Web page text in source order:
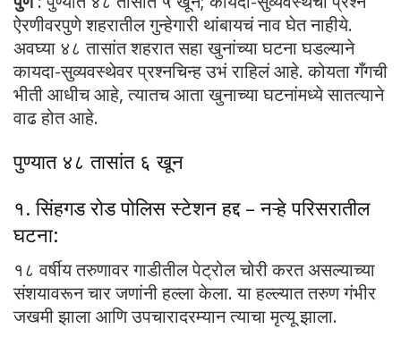
ऐरणीवरपुणे शहरातील गुन्हेगारी थांबायचं नाव घेत नाहीये.
अवघ्या ४८ तासांत शहरात सहा खुनांच्या घटना घडल्याने
कायदा-सुव्यवस्थेवर प्रश्नचिन्ह उभं राहिलं आहे. कोयता गँगची
भीती आधीच आहे, त्यातच आता खुनाच्या घटनांमध्ये सातत्याने
वाढ होत आहे.
पुण्यात ४८ तासांत ६ खून
१. सिंहगड रोड पोलिस स्टेशन हद्द – नऱ्हे परिसरातील
घटना:
१८ वर्षीय तरुणावर गाडीतील पेट्रोल चोरी करत असल्याच्या
संशयावरून चार जणांनी हल्ला केला. या हल्ल्यात तरुण गंभीर
जखमी झाला आणि उपचारादरम्यान त्याचा मृत्यू झाला.